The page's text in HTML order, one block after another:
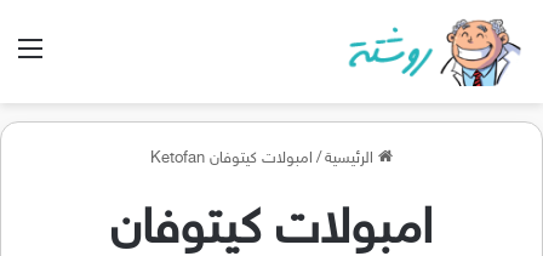
الرئيسية/ امبولات كيتوفان Ketofan
امبولات كيتوفان